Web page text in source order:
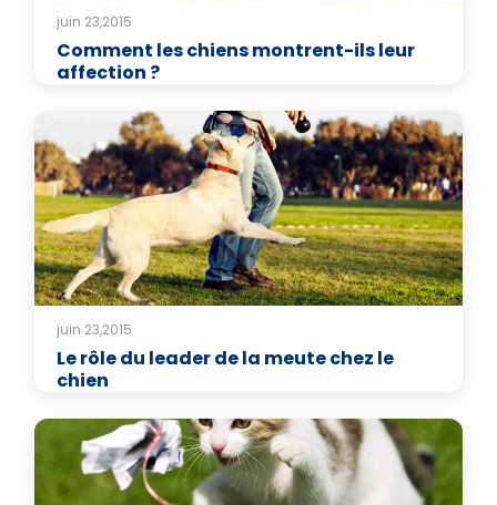
juin 23,2015
Comment les chiens montrent-ils leur
affection ?
juin 23,2015
Le rôle du leader de la meute chez le
chien